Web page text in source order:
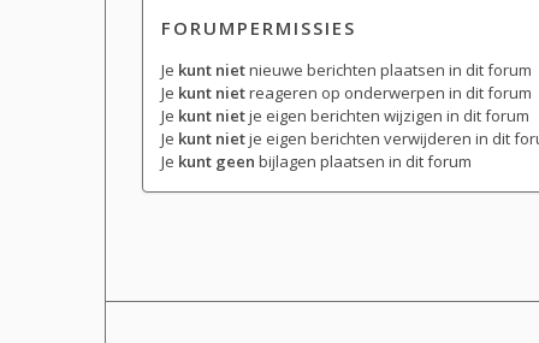
FORUMPERMISSIES
Je kunt nietnieuwe berichten plaatsen in dit forum
Je kunt nietreageren op onderwerpen in dit forum
Je kunt nietje eigen berichten wijzigen in dit forum
Je kunt nietje eigen berichten verwijderen in dit
Je kunt geen bijlagen plaatsen in dit forum